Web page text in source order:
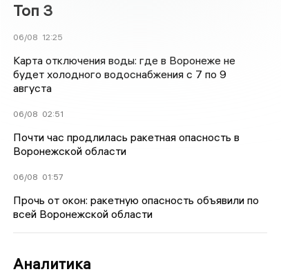
Топ 3
06/08 12:25
Карта отключения воды: где в Воронеже не
будет холодного водоснабжения с 7 по 9
августа
06/08 02:51
Почти час продлилась ракетная опасность в
Воронежской области
06/08 01:57
Прочь от окон: ракетную опасность объявили по
всей Воронежской области
Аналитика